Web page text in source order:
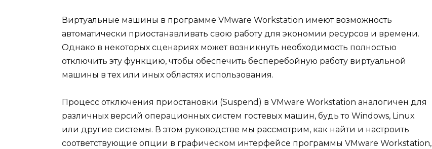
Виртуальные машины в программе VMware Workstation имеют возможность
автоматически приостанавливать свою работу для экономии ресурсов и времени.
Однако в некоторых сценариях может возникнуть необходимость полностью
отключить эту функцию, чтобы обеспечить бесперебойную работу виртуальной
машины в тех или иных областях использования.
Процесс отключения приостановки (Suspend) в VMware Workstation аналогичен для
различных версий операционных систем гостевых машин, будь то Windows, Linux
или другие системы. В этом руководстве мы рассмотрим, как найти и настроить
соответствующие опции в графическом интерфейсе программы VMware Workstation,